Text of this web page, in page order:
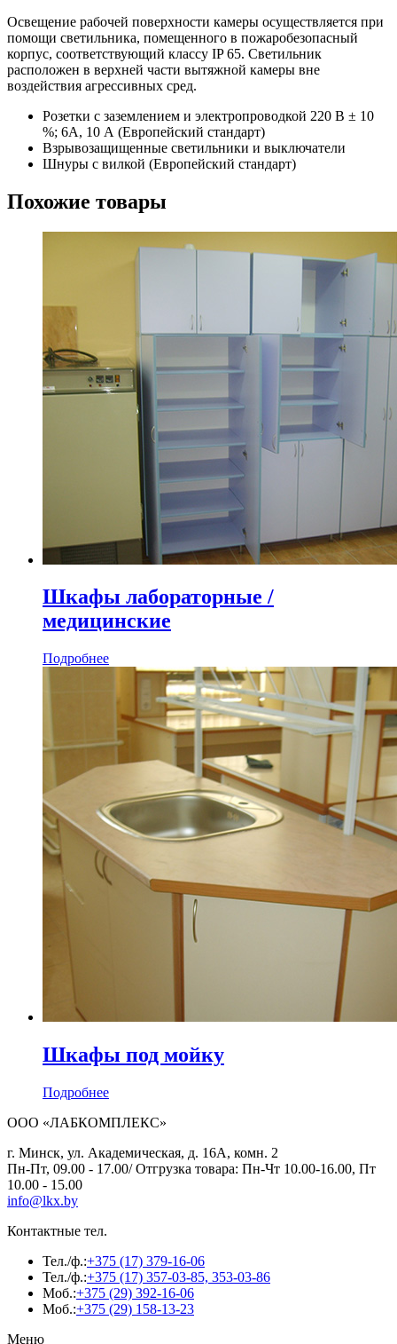
Освещение рабочей поверхности камеры осуществляется при
помощи светильника, помещенного в пожаробезопасный
корпус, соответствующий классу IP 65. Светильник
расположен в верхней части вытяжной камеры вне
воздействия агрессивных сред.
Розетки с заземлением и электропроводкой 220 В ± 10
%; 6А, 10 А (Европейский стандарт)
Взрывозащищенные светильники и выключатели
Шнуры с вилкой (Европейский стандарт)
Похожие товары
Шкафы лабораторные /
медицинские
Подробнее
Шкафы под мойку
Подробнее
ООО «ЛАБКОМПЛЕКС»
г. Минск, ул. Академическая, д. 16А, комн. 2
Пн-Пт, 09.00 - 17.00/ Отгрузка товара: Пн-Чт 10.00-16.00, Пт
10.00 - 15.00
info@lkx.by
Контактные тел.
Тел./ф.:+375 (17) 379-16-06
Тел./ф.:+375 (17) 357-03-85, 353-03-86
Моб.:+375 (29) 392-16-06
Моб.:+375 (29) 158-13-23
Меню